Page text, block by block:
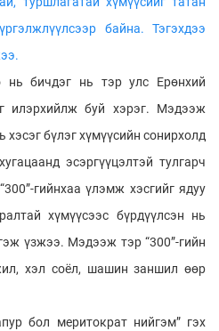
байна. Тэгэхдээ
бичдэг нь тэр улс Ерөнхий
илэрхийлж буй хэрэг. Мэдээж
хэсэг бүлэг хүмүүсийн сонирхолд
эсэргүүцэлтэй тулгарч
гийнхаа үлэмж хэсгийг ядуу
хүмүүсээс бүрдүүлсэн нь
үзжээ. Мэдээж тэр “300”-гийн
хэл соёл, шашин заншил өөр
бол меритократ нийгэм” гэх